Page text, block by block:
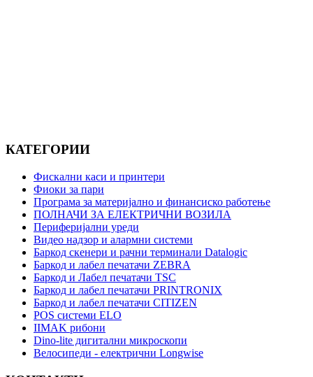
КАТЕГОРИИ
Фискални каси и принтери
Фиоки за пари
Програма за материјално и финансиско работење
ПОЛНАЧИ ЗА ЕЛЕКТРИЧНИ ВОЗИЛА
Периферијални уреди
Видео надзор и алармни системи
Баркод скенери и рачни терминали Datalogic
Баркод и лабел печатачи ZEBRA
Баркод и Лабел печатачи TSC
Баркод и лабел печатачи PRINTRONIX
Баркод и лабел печатачи CITIZEN
POS системи ELO
IIMAK рибони
Dino-lite дигитални микроскопи
Bелосипеди - електрични Longwise